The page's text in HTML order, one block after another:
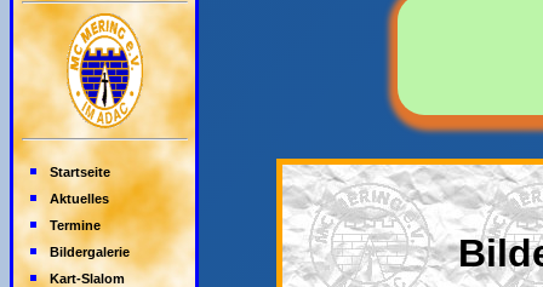
Startseite
Aktuelles
Termine
Bildergalerie
Kart-Slalom